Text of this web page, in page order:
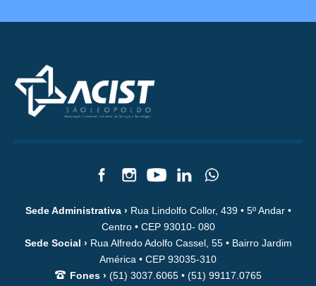
Sede Administrativa › Rua Lindolfo Collor, 439 • 5º Andar •
Centro • CEP 93010- 080
Sede Social › Rua Alfredo Adolfo Cassel, 55 • Bairro Jardim
América • CEP 93035-310
Fones › (51) 3037.6065 • (51) 99117.0765